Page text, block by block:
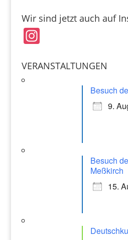
c
e
b
o
ai
l
at
p
Wir sind jetzt auch auf
In
a
VERANSTALTUNGEN
Besuch
9.
Besuch
Meßkirch
15.